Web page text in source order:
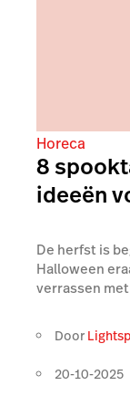
Horeca
8
ideeën
De herfst is
Halloween
verrassen
Door
20-10-2025